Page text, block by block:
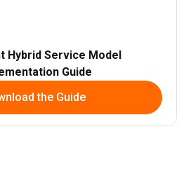
Hybrid Service Model
Guide
the Guide